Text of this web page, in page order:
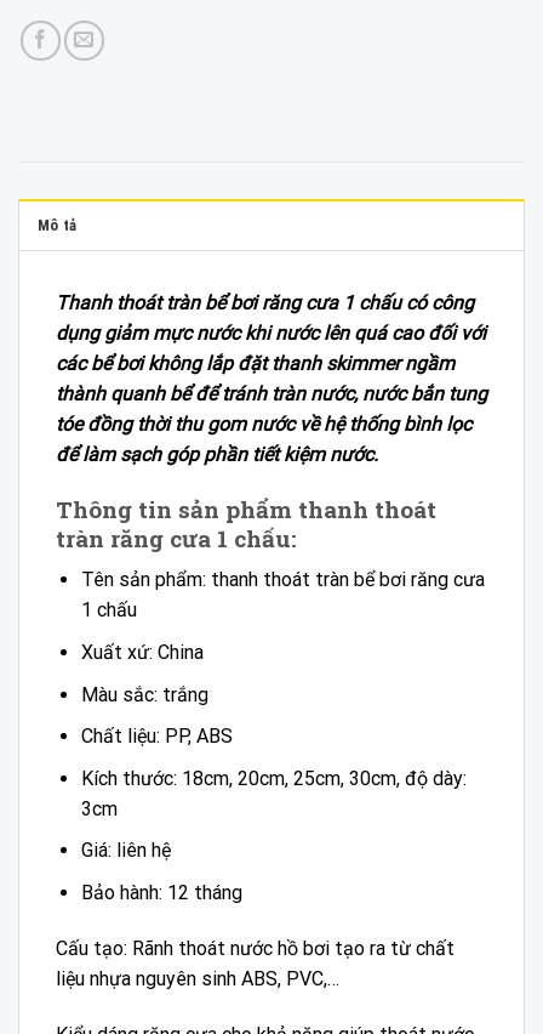
Mô tả
Thanh thoát tràn bể bơi răng cưa 1 chấu có công
dụng giảm mực nước khi nước lên quá cao đối với
các bể bơi không lắp đặt thanh skimmer ngầm
thành quanh bể để tránh tràn nước, nước bắn tung
tóe đồng thời thu gom nước về hệ thống bình lọc
để làm sạch góp phần tiết kiệm nước.
Thông tin sản phẩm thanh thoát
tràn răng cưa 1 chấu:
Tên sản phẩm: thanh thoát tràn bể bơi răng cưa
1 chấu
Xuất xứ: China
Màu sắc: trắng
Chất liệu: PP, ABS
Kích thước: 18cm, 20cm, 25cm, 30cm, độ dày:
3cm
Giá: liên hệ
Bảo hành: 12 tháng
Cấu tạo: Rãnh thoát nước hồ bơi tạo ra từ chất
liệu nhựa nguyên sinh ABS, PVC,…